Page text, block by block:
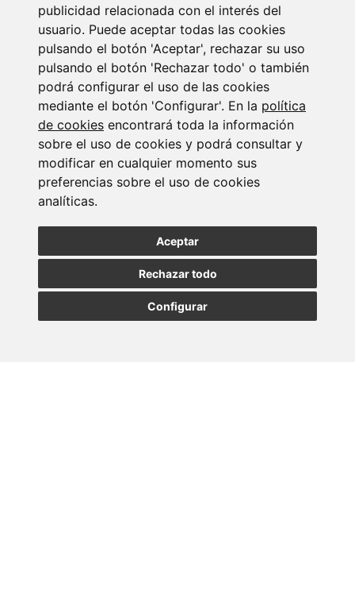
publicidad relacionada con el interés del
usuario. Puede aceptar todas las cookies
pulsando el botón 'Aceptar', rechazar su uso
pulsando el botón 'Rechazar todo' o también
podrá configurar el uso de las cookies
mediante el botón 'Configurar'. En la política
de cookies encontrará toda la información
sobre el uso de cookies y podrá consultar y
modificar en cualquier momento sus
preferencias sobre el uso de cookies
analíticas.
Aceptar
Rechazar todo
Configurar
Suscribirse a la
newsletter
SUSCRIBIRSE